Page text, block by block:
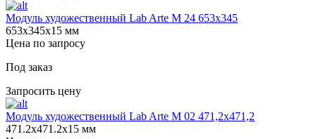
Модуль художественный Lab Arte М 24 653х345
653х345х15 мм
Цена по запросу
Под заказ
Запросить цену
Модуль художественный Lab Arte М 02 471,2х471,2
471.2х471.2х15 мм